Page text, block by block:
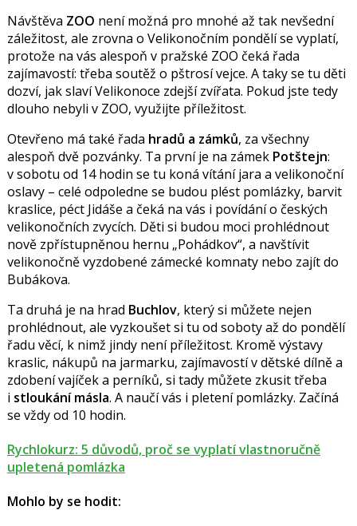
Návštěva ZOO není možná pro mnohé až tak nevšední
záležitost, ale zrovna o Velikonočním pondělí se vyplatí,
protože na vás alespoň v pražské ZOO čeká řada
zajímavostí: třeba soutěž o pštrosí vejce. A taky se tu děti
dozví, jak slaví Velikonoce zdejší zvířata. Pokud jste tedy
dlouho nebyli v ZOO, využijte příležitost.
Otevřeno má také řada hradů a zámků, za všechny
alespoň dvě pozvánky. Ta první je na zámek Potštejn:
v sobotu od 14 hodin se tu koná vítání jara a velikonoční
oslavy – celé odpoledne se budou plést pomlázky, barvit
kraslice, péct Jidáše a čeká na vás i povídání o českých
velikonočních zvycích. Děti si budou moci prohlédnout
nově zpřístupněnou hernu „Pohádkov“, a navštívit
velikonočně vyzdobené zámecké komnaty nebo zajít do
Bubákova.
Ta druhá je na hrad Buchlov, který si můžete nejen
prohlédnout, ale vyzkoušet si tu od soboty až do pondělí
řadu věcí, k nimž jindy není příležitost. Kromě výstavy
kraslic, nákupů na jarmarku, zajímavostí v dětské dílně a
zdobení vajíček a perníků, si tady můžete zkusit třeba
i stloukání másla. A naučí vás i pletení pomlázky. Začíná
se vždy od 10 hodin.
Rychlokurz: 5 důvodů, proč se vyplatí vlastnoručně
upletená pomlázka
Mohlo by se hodit: